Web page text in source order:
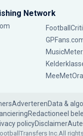
Network
AdverterenData &
Redactioneel
policyDisclaimer
Inc.All